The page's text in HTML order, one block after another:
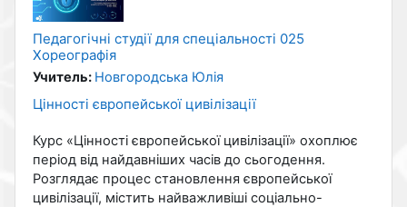
Педагогічні студії для спеціальності 025
Хореографія
Учитель: Новгородська Юлія
Цінності європейської цивілізації
Курс «Цінності європейської цивілізації» охоплює
період від найдавніших часів до сьогодення.
Розглядає процес становлення європейської
цивілізації, містить найважливіші соціально-